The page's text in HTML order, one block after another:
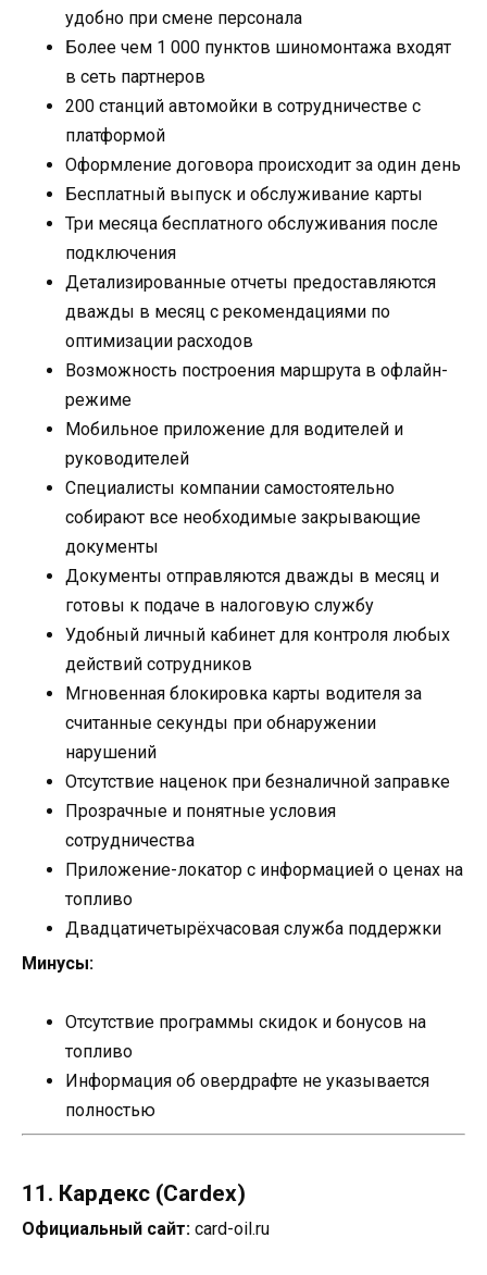
удобно при смене персонала
Более чем 1 000 пунктов шиномонтажа входят
в сеть партнеров
200 станций автомойки в сотрудничестве с
платформой
Оформление договора происходит за один день
Бесплатный выпуск и обслуживание карты
Три месяца бесплатного обслуживания после
подключения
Детализированные отчеты предоставляются
дважды в месяц с рекомендациями по
оптимизации расходов
Возможность построения маршрута в офлайн-
режиме
Мобильное приложение для водителей и
руководителей
Специалисты компании самостоятельно
собирают все необходимые закрывающие
документы
Документы отправляются дважды в месяц и
готовы к подаче в налоговую службу
Удобный личный кабинет для контроля любых
действий сотрудников
Мгновенная блокировка карты водителя за
считанные секунды при обнаружении
нарушений
Отсутствие наценок при безналичной заправке
Прозрачные и понятные условия
сотрудничества
Приложение-локатор с информацией о ценах на
топливо
Двадцатичетырёхчасовая служба поддержки
Минусы:
Отсутствие программы скидок и бонусов на
топливо
Информация об овердрафте не указывается
полностью
11. Кардекс (Cardex)
Официальный сайт: card-oil.ru